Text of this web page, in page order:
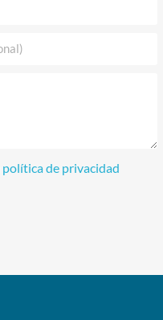
política de privacidad